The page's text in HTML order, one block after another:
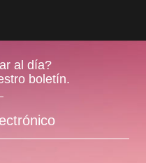
al día?
boletín.